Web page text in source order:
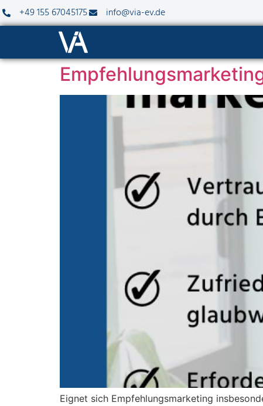
+49 155 67045175
info@via-ev.de
Eignet sich Empfehlungsmarketing